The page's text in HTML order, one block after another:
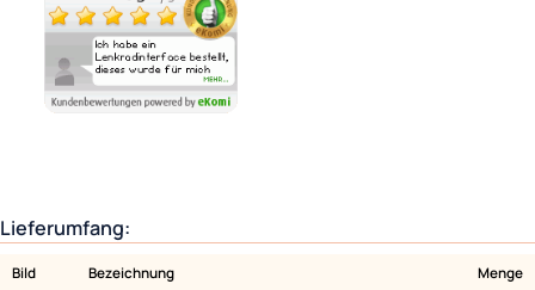
Ähnliche Produkte anzeigen